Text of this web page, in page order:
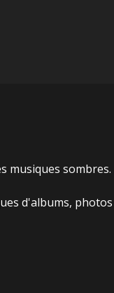
musiques sombres.
d'albums,